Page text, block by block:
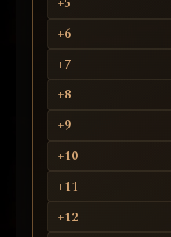
+6
+7
+8
+9
+10
+11
+12